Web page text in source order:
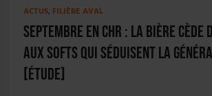
ACTUS, FILIÈRE AVAL
Septembre en CHR : la bière
aux softs qui séduisent la
[ÉTUDE]